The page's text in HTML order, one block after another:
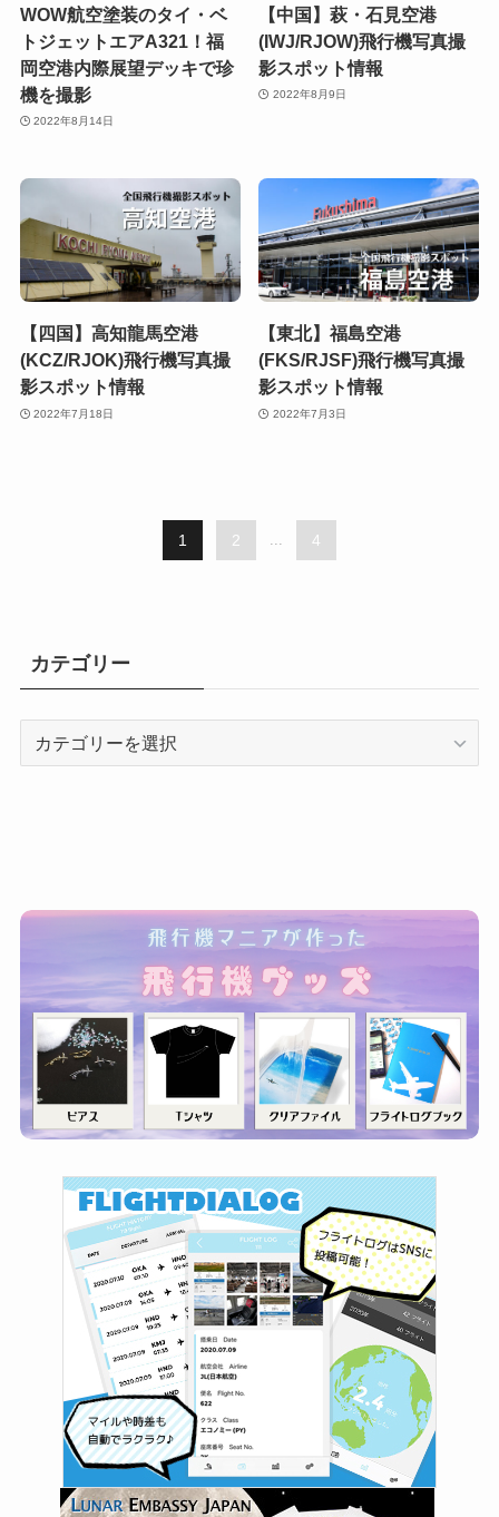
WOW航空塗装のタイ・ベ
トジェットエアA321！福
岡空港内際展望デッキで珍
機を撮影
2022年8月14日
【中国】萩・石見空港
(IWJ/RJOW)飛行機写真撮
影スポット情報
2022年8月9日
【四国】高知龍馬空港
(KCZ/RJOK)飛行機写真撮
影スポット情報
2022年7月18日
【東北】福島空港
(FKS/RJSF)飛行機写真撮
影スポット情報
2022年7月3日
1 2 ... 4
カテゴリー